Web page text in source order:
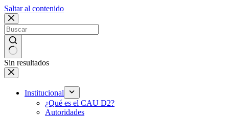
Saltar al contenido
Sin resultados
Institucional
¿Qué es el CAU D2?
Autoridades